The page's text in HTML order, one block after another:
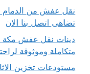
تضاهى اتصل بنا الان
متكاملة وموثوقة